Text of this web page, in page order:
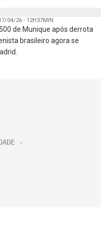
04/26 - 12H37MIN
de Munique após derrota
brasileiro agora se